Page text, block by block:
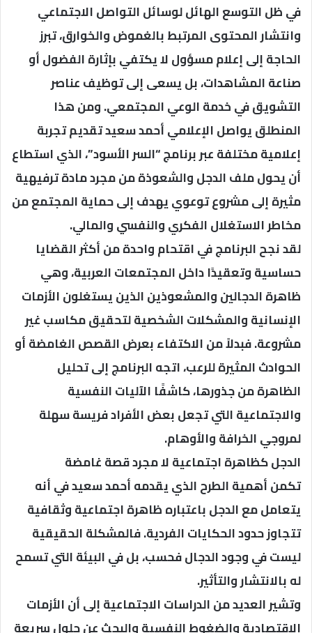
في ظل التوسع الهائل لوسائل التواصل الاجتماعي
وانتشار المحتوى المرتبط بالغموض والخوارق، تبرز
الحاجة إلى إعلام مسؤول لا يكتفي بإثارة الفضول أو
صناعة المشاهدات، بل يسعى إلى توظيف عناصر
التشويق في خدمة الوعي المجتمعي. ومن هذا
المنطلق يواصل الإعلامي أحمد سعيد تقديم تجربة
إعلامية مختلفة عبر برنامج “السر الأسود”، الذي استطاع
أن يحول ملف الدجل والشعوذة من مجرد مادة ترفيهية
مثيرة إلى مشروع توعوي يهدف إلى حماية المجتمع من
مخاطر الاستغلال الفكري والنفسي والمالي.
لقد نجح البرنامج في اقتحام واحدة من أكثر القضايا
حساسية وتعقيدًا داخل المجتمعات العربية، وهي
ظاهرة الدجالين والمشعوذين الذين يستغلون الأزمات
الإنسانية والمشكلات الشخصية لتحقيق مكاسب غير
مشروعة. فبدلاً من الاكتفاء بعرض القصص الغامضة أو
الحوادث المثيرة للرعب، اتجه البرنامج إلى تحليل
الظاهرة من جذورها، كاشفًا الآليات النفسية
والاجتماعية التي تجعل بعض الأفراد فريسة سهلة
لمروجي الخرافة والأوهام.
الدجل كظاهرة اجتماعية لا مجرد قصة غامضة
تكمن أهمية الطرح الذي يقدمه أحمد سعيد في أنه
يتعامل مع الدجل باعتباره ظاهرة اجتماعية وثقافية
تتجاوز حدود الحكايات الفردية. فالمشكلة الحقيقية
ليست في وجود الدجال فحسب، بل في البيئة التي تسمح
له بالانتشار والتأثير.
وتشير العديد من الدراسات الاجتماعية إلى أن الأزمات
الاقتصادية والضغوط النفسية والبحث عن حلول سريعة